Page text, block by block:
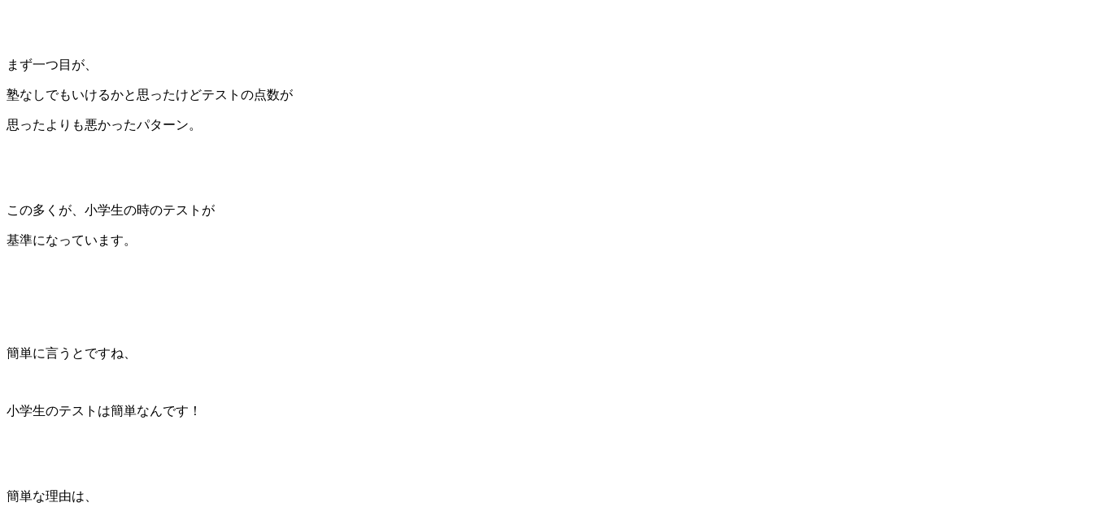
まず一つ目が、
塾なしでもいけるかと思ったけどテストの点数が
思ったよりも悪かったパターン。
この多くが、小学生の時のテストが
基準になっています。
簡単に言うとですね、
小学生のテストは簡単なんです！
簡単な理由は、